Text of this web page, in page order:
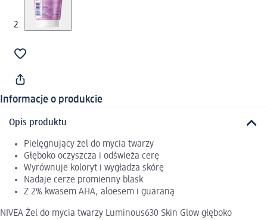
Informacje o produkcie
Opis produktu
Pielęgnujący żel do mycia twarzy
Głęboko oczyszcza i odświeża cerę
Wyrównuje koloryt i wygładza skórę
Nadaje cerze promienny blask
Z 2% kwasem AHA, aloesem i guaraną
NIVEA Żel do mycia twarzy Luminous630 Skin Glow głęboko